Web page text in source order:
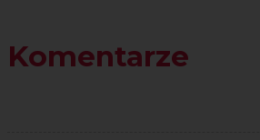
Komentarze